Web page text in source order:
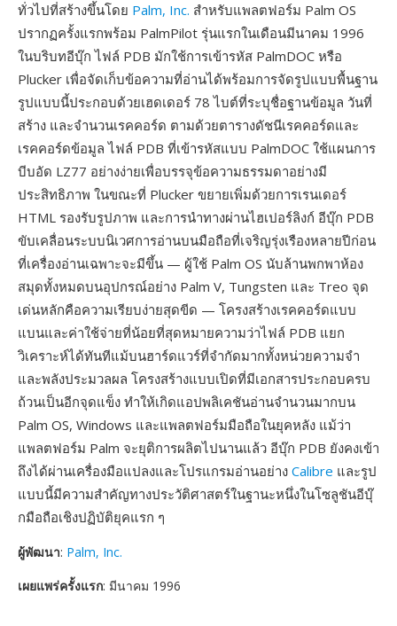
ทั่วไปที่สร้างขึ้นโดย Palm, Inc. สำหรับแพลตฟอร์ม Palm OS
ปรากฏครั้งแรกพร้อม PalmPilot รุ่นแรกในเดือนมีนาคม 1996
ในบริบทอีบุ๊ก ไฟล์ PDB มักใช้การเข้ารหัส PalmDOC หรือ
Plucker เพื่อจัดเก็บข้อความที่อ่านได้พร้อมการจัดรูปแบบพื้นฐาน
รูปแบบนี้ประกอบด้วยเฮดเดอร์ 78 ไบต์ที่ระบุชื่อฐานข้อมูล วันที่
สร้าง และจำนวนเรคคอร์ด ตามด้วยตารางดัชนีเรคคอร์ดและ
เรคคอร์ดข้อมูล ไฟล์ PDB ที่เข้ารหัสแบบ PalmDOC ใช้แผนการ
บีบอัด LZ77 อย่างง่ายเพื่อบรรจุข้อความธรรมดาอย่างมี
ประสิทธิภาพ ในขณะที่ Plucker ขยายเพิ่มด้วยการเรนเดอร์
HTML รองรับรูปภาพ และการนำทางผ่านไฮเปอร์ลิงก์ อีบุ๊ก PDB
ขับเคลื่อนระบบนิเวศการอ่านบนมือถือที่เจริญรุ่งเรืองหลายปีก่อน
ที่เครื่องอ่านเฉพาะจะมีขึ้น — ผู้ใช้ Palm OS นับล้านพกพาห้อง
สมุดทั้งหมดบนอุปกรณ์อย่าง Palm V, Tungsten และ Treo จุด
เด่นหลักคือความเรียบง่ายสุดขีด — โครงสร้างเรคคอร์ดแบบ
แบนและค่าใช้จ่ายที่น้อยที่สุดหมายความว่าไฟล์ PDB แยก
วิเคราะห์ได้ทันทีแม้บนฮาร์ดแวร์ที่จำกัดมากทั้งหน่วยความจำ
และพลังประมวลผล โครงสร้างแบบเปิดที่มีเอกสารประกอบครบ
ถ้วนเป็นอีกจุดแข็ง ทำให้เกิดแอปพลิเคชันอ่านจำนวนมากบน
Palm OS, Windows และแพลตฟอร์มมือถือในยุคหลัง แม้ว่า
แพลตฟอร์ม Palm จะยุติการผลิตไปนานแล้ว อีบุ๊ก PDB ยังคงเข้า
ถึงได้ผ่านเครื่องมือแปลงและโปรแกรมอ่านอย่าง Calibre และรูป
แบบนี้มีความสำคัญทางประวัติศาสตร์ในฐานะหนึ่งในโซลูชันอีบุ๊
กมือถือเชิงปฏิบัติยุคแรก ๆ
ผู้พัฒนา: Palm, Inc.
เผยแพร่ครั้งแรก: มีนาคม 1996